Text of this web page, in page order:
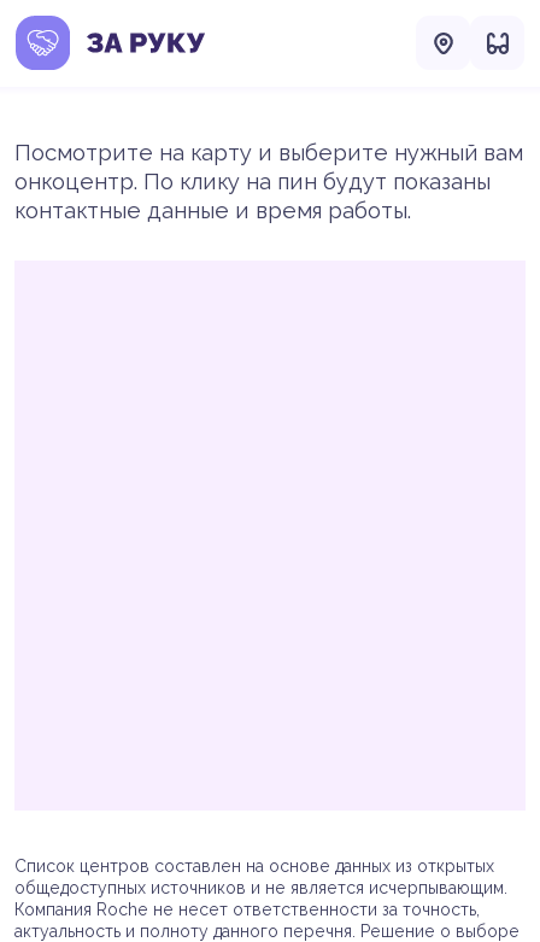
Посмотрите на карту и выберите нужный вам
онкоцентр. По клику на пин будут показаны
контактные данные и время работы.
Список центров составлен на основе данных из открытых
общедоступных источников и не является исчерпывающим.
Компания Roche не несет ответственности за точность,
актуальность и полноту данного перечня. Решение о выборе